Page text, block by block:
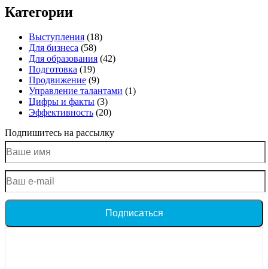
Категории
Выступления (18)
Для бизнеса (58)
Для образования (42)
Подготовка (19)
Продвижение (9)
Управление талантами (1)
Цифры и факты (3)
Эффективность (20)
Подпишитесь на рассылку
Подписаться